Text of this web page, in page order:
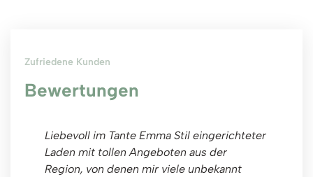
Zufriedene Kunden
Bewertungen
Liebevoll im Tante Emma Stil eingerichteter
Laden mit tollen Angeboten aus der
Region, von denen mir viele unbekannt